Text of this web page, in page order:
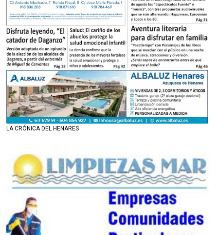
LA CRÓNICA DEL HENARES